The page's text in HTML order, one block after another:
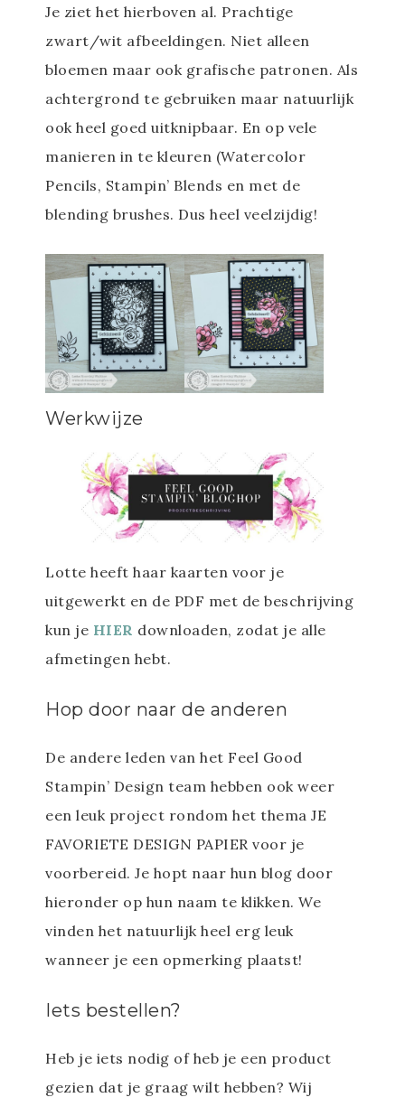
Je ziet het hierboven al. Prachtige
zwart/wit afbeeldingen. Niet alleen
bloemen maar ook grafische patronen. Als
achtergrond te gebruiken maar natuurlijk
ook heel goed uitknipbaar. En op vele
manieren in te kleuren (Watercolor
Pencils, Stampin’ Blends en met de
blending brushes. Dus heel veelzijdig!
Werkwijze
Lotte heeft haar kaarten voor je
uitgewerkt en de PDF met de beschrijving
kun je HIER downloaden, zodat je alle
afmetingen hebt.
Hop door naar de anderen
De andere leden van het Feel Good
Stampin’ Design team hebben ook weer
een leuk project rondom het thema JE
FAVORIETE DESIGN PAPIER voor je
voorbereid. Je hopt naar hun blog door
hieronder op hun naam te klikken. We
vinden het natuurlijk heel erg leuk
wanneer je een opmerking plaatst!
Iets bestellen?
Heb je iets nodig of heb je een product
gezien dat je graag wilt hebben? Wij